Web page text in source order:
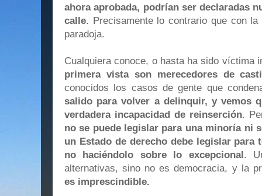
ahora aprobada, podrían ser declaradas
calle. Precisamente lo contrario que con
paradoja.
Cualquiera conoce, o hasta ha sido víctima
primera vista son merecedores de
conocidos los casos de gente que
salido para volver a delinquir, y vemos
verdadera incapacidad de reinserción.
no se puede legislar para una minoría ni
un Estado de derecho debe legislar para
no haciéndolo sobre lo excepcional.
alternativas, sino no es democracia, y la
es imprescindible.